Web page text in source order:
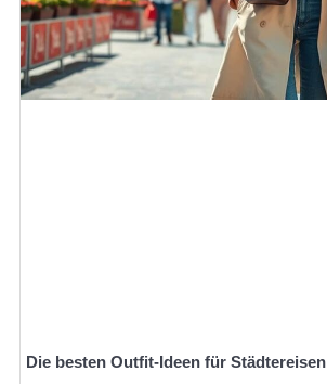
Die besten Outfit-Ideen für Städtereisen